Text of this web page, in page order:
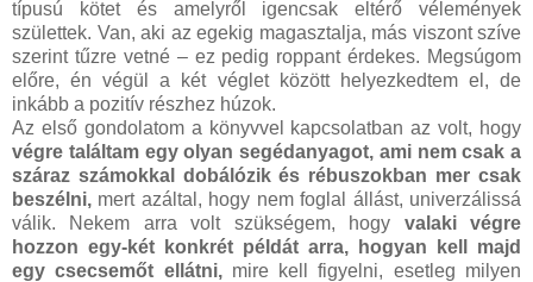
típusú kötet és amelyről igencsak eltérő vélemények
születtek. Van, aki az egekig magasztalja, más viszont szíve
szerint tűzre vetné – ez pedig roppant érdekes. Megsúgom
előre, én végül a két véglet között helyezkedtem el, de
inkább a pozitív részhez húzok.
Az első gondolatom a könyvvel kapcsolatban az volt, hogy
végre találtam egy olyan segédanyagot, ami nem csak a
száraz számokkal dobálózik és rébuszokban mer csak
beszélni, mert azáltal, hogy nem foglal állást, univerzálissá
válik. Nekem arra volt szükségem, hogy valaki végre
hozzon egy-két konkrét példát arra, hogyan kell majd
egy csecsemőt ellátni, mire kell figyelni, esetleg milyen